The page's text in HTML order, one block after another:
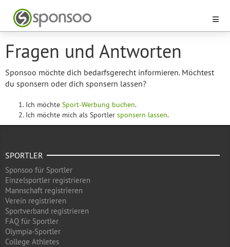
Fragen und Antworten
Sponsoo möchte dich bedarfsgerecht informieren. Möchtest
du sponsern oder dich sponsern lassen?
Ich möchte Sport-Werbung buchen.
Ich möchte mich als Sportler sponsern lassen.
SPORTLER
Sponsoo für Sportler
Einzelsportler registrieren
Mannschaft registrieren
Verein registrieren
Sportverband registrieren
FAQ für Sportler
Olympia-Sportler
College Athletes